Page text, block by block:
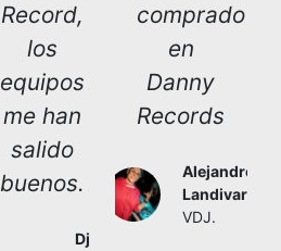
Record,
los
equipos
me han
salido
buenos.
Dj
comprado
en
Danny
Records
Alejandro
Landivar
VDJ.